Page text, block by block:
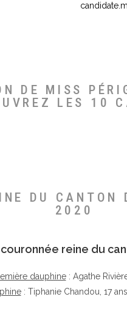
DE MISS
LES 10
DU CANTON
2020
couronnée reine du
dauphine: Agathe
: Tiphanie Chandou, 17